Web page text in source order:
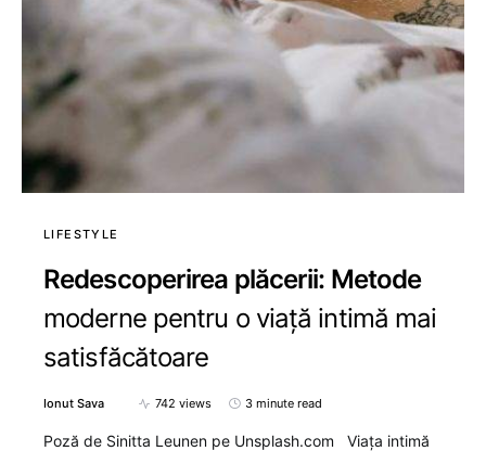
LIFESTYLE
Redescoperirea plăcerii: Metode
moderne pentru o viață intimă mai
satisfăcătoare
Ionut Sava 742 views 3 minute read
Poză de Sinitta Leunen pe Unsplash.com Viața intimă